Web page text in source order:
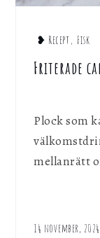
❥ Recept, Fisk
Friterade
Plock som
mellanrätt
14 november, 2024